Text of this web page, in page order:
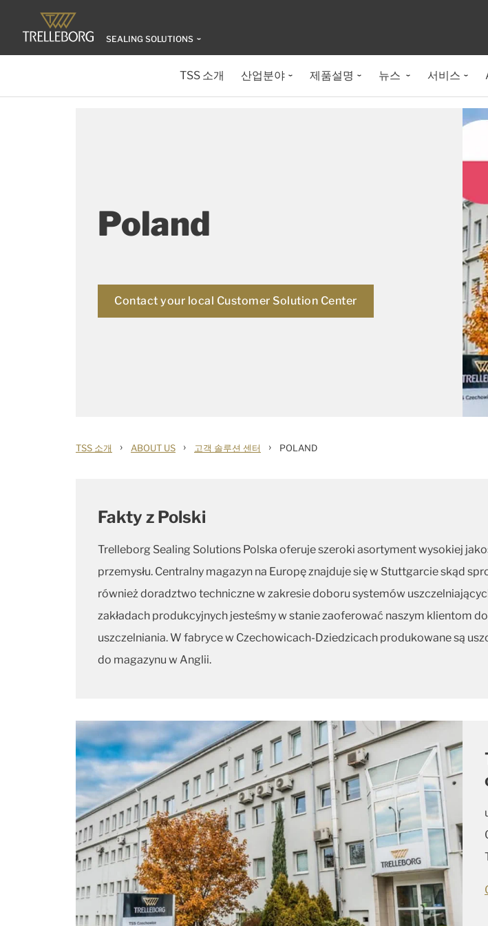
SEALING SOLUTIONS
TSS 소개 산업분야 제품설명 뉴스 서비스
Poland
Contact your local Customer Solution Center
TSS 소개 › ABOUT US › 고객 솔루션 센터 › POLAND
Fakty z Polski
Trelleborg Sealing Solutions Polska oferuje szeroki asortyment wysokiej
przemysłu. Centralny magazyn na Europę znajduje się w Stuttgarcie skąd
również doradztwo techniczne w zakresie doboru systemów
zakładach produkcyjnych jesteśmy w stanie zaoferować naszym klientom
uszczelniania. W fabryce w Czechowicach-Dziedzicach produkowane są
do magazynu w Anglii.